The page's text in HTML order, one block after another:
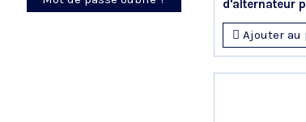
d'alternateur
Ajouter au